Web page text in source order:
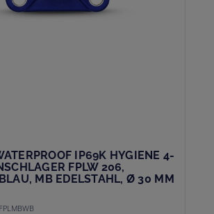
IP69K HYGIENE 4-
FPLW 206,
MB EDELSTAHL, Ø 30 MM